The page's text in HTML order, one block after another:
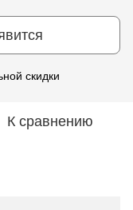
скидки
К сравнению